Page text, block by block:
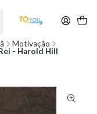
Motivação
- Harold Hill